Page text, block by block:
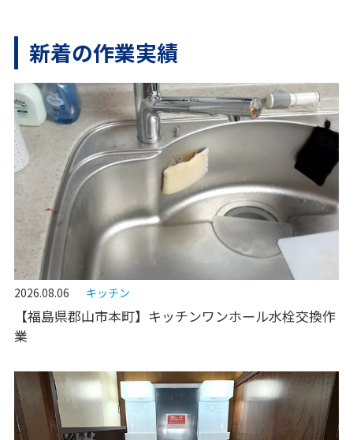
新着の作業実績
2026.08.06 キッチン
【福島県郡山市本町】キッチンワンホール水栓交換作
業